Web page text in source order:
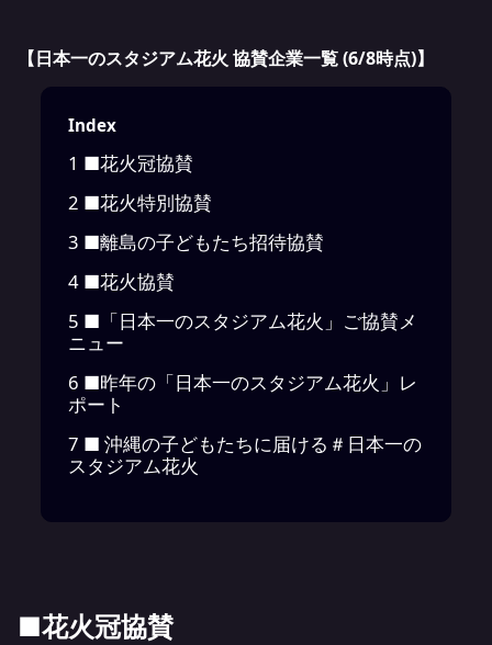
【日本一のスタジアム花火 協賛企業一覧 (6/8時点)】
Index
1 ■花火冠協賛
2 ■花火特別協賛
3 ■離島の子どもたち招待協賛
4 ■花火協賛
5 ■「日本一のスタジアム花火」ご協賛メ
ニュー
6 ■昨年の「日本一のスタジアム花火」レ
ポート
7 ■ 沖縄の子どもたちに届ける＃日本一の
スタジアム花火
■花火冠協賛